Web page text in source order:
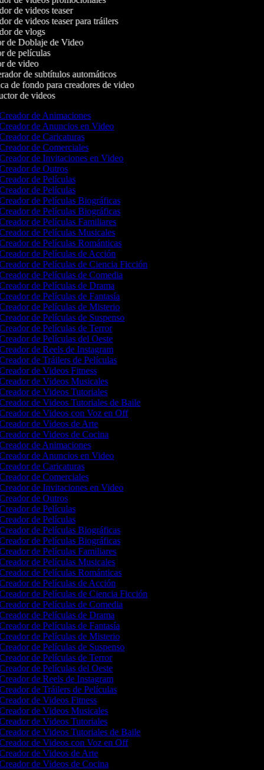
de videos teaser
de videos teaser para tráilers
de vlogs
de Doblaje de Video
de películas
de video
de subtítulos automáticos
de fondo para creadores de video
de videos
de Animaciones
de Anuncios en Video
de Caricaturas
de Comerciales
de Invitaciones en Video
de Outros
de Películas
de Películas
de Películas Biográficas
de Películas Biográficas
de Películas Familiares
de Películas Musicales
de Películas Románticas
de Películas de Acción
de Películas de Ciencia Ficción
de Películas de Comedia
de Películas de Drama
de Películas de Fantasía
de Películas de Misterio
de Películas de Suspenso
de Películas de Terror
de Películas del Oeste
de Reels de Instagram
de Tráilers de Películas
de Videos Fitness
de Videos Musicales
de Videos Tutoriales
de Videos Tutoriales de Baile
de Videos con Voz en Off
de Videos de Arte
de Videos de Cocina
de Animaciones
de Anuncios en Video
de Caricaturas
de Comerciales
de Invitaciones en Video
de Outros
de Películas
de Películas
de Películas Biográficas
de Películas Biográficas
de Películas Familiares
de Películas Musicales
de Películas Románticas
de Películas de Acción
de Películas de Ciencia Ficción
de Películas de Comedia
de Películas de Drama
de Películas de Fantasía
de Películas de Misterio
de Películas de Suspenso
de Películas de Terror
de Películas del Oeste
de Reels de Instagram
de Tráilers de Películas
de Videos Fitness
de Videos Musicales
de Videos Tutoriales
de Videos Tutoriales de Baile
de Videos con Voz en Off
de Videos de Arte
de Videos de Cocina